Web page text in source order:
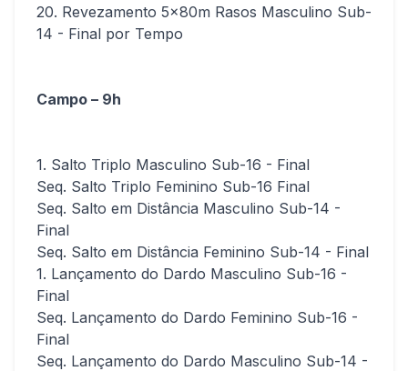
20. Revezamento 5x80m Rasos Masculino Sub-
14 - Final por Tempo
Campo – 9h
1. Salto Triplo Masculino Sub-16 - Final
Seq. Salto Triplo Feminino Sub-16 Final
Seq. Salto em Distância Masculino Sub-14 -
Final
Seq. Salto em Distância Feminino Sub-14 - Final
1. Lançamento do Dardo Masculino Sub-16 -
Final
Seq. Lançamento do Dardo Feminino Sub-16 -
Final
Seq. Lançamento do Dardo Masculino Sub-14 -